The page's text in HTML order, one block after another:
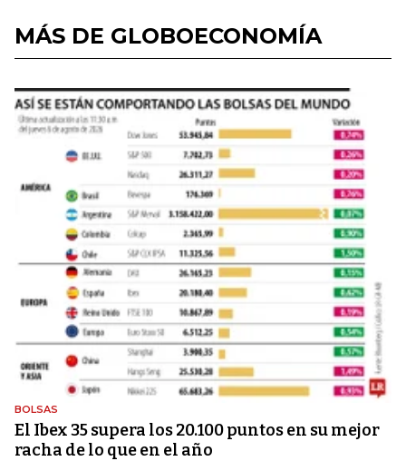
MÁS DE GLOBOECONOMÍA
BOLSAS
El Ibex 35 supera los 20.100 puntos en su mejor
racha de lo que en el año